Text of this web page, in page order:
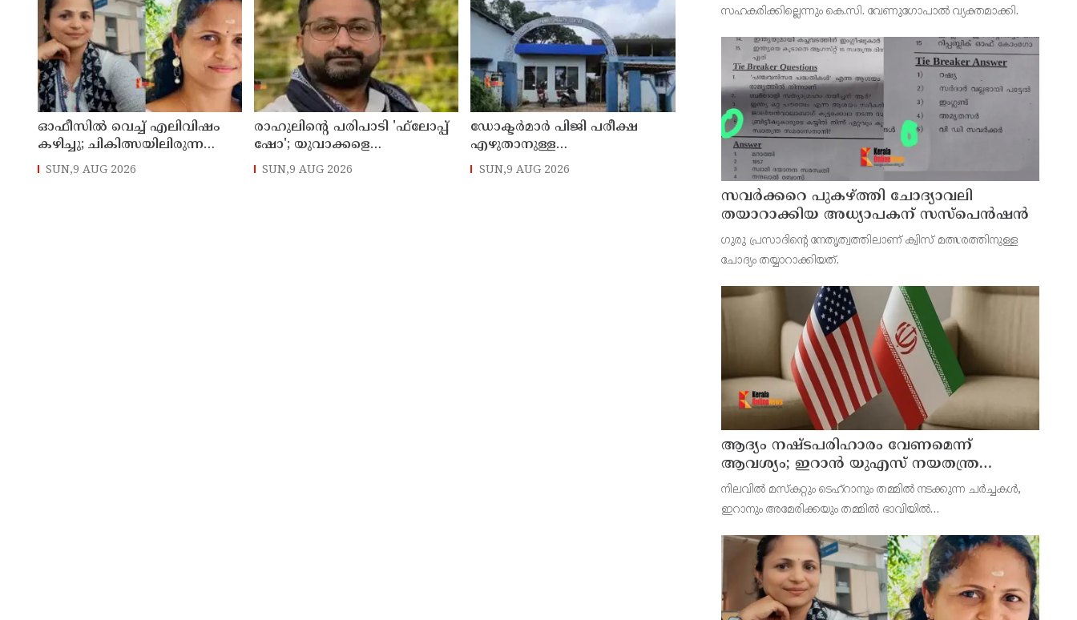
ഓഫീസില്‍ വെച്ച് എലിവിഷം
കഴിച്ചു; ചികിത്സയിലിരുന്ന
കാസര്‍കോട് കളക്ടറേറ്റിലെ
സീനിയര്‍ ക്ലര്‍ക്ക് മരിച്ചു
SUN,9 AUG 2026
രാഹുലിന്റെ പരിപാടി 'ഫ്‌ലോപ്പ്
ഷോ'; യുവാക്കളെ
തെറ്റിദ്ധരിപ്പിക്കുന്നുവെന്ന് യുപി
മന്ത്രി ഡാനിഷ് അന്‍സാരി
SUN,9 AUG 2026
ഡോക്ടര്‍മാര്‍ പിജി പരീക്ഷ
എഴുതാനുള്ള
മുന്നൊരുക്കത്തില്‍;
കാസര്‍കോട് പാണത്തൂര്‍
SUN,9 AUG 2026
സഹകരിക്കില്ലെന്നും കെ.സി. വേണുഗോപാല്‍ വ്യക്തമാക്കി.
സവര്‍ക്കറെ പുകഴ്ത്തി ചോദ്യാവലി
തയാറാക്കിയ അധ്യാപകന് സസ്‌പെന്‍ഷന്‍
ഗുരു പ്രസാദിന്റെ നേതൃത്വത്തിലാണ് ക്വിസ് മത്സരത്തിനുള്ള
ചോദ്യം തയ്യാറാക്കിയത്.
ആദ്യം നഷ്ടപരിഹാരം വേണമെന്ന്
ആവശ്യം; ഇറാന്‍ യുഎസ് നയതന്ത്ര
നീക്കങ്ങളില്‍ അനിശ്ചിതത്വം
നിലവില്‍ മസ്‌കറ്റും ടെഹ്റാനും തമ്മില്‍ നടക്കുന്ന ചര്‍ച്ചകള്‍,
ഇറാനും അമേരിക്കയും തമ്മില്‍ ഭാവിയില്‍
ഘട്ടമായാണ് നിരീക്ഷകര്‍ കാണുന്നത്.